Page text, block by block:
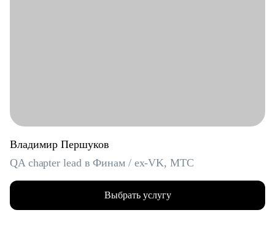
Владимир Першуков
QA chapter lead в Финам / ex-VK, МТС
Выбрать услугу